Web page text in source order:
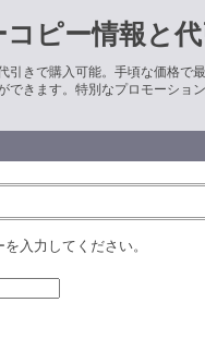
ピー情報と
引きで購入可能。手頃な価格で
できます。特別なプロモーショ
入力してください。